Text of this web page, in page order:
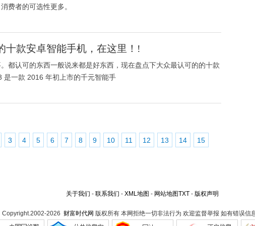
费者的可选性更多。
十款安卓智能手机，在这里！!
都认可的东西一般说来都是好东西，现在盘点下大众最认可的的十款
是一款 2016 年初上市的千元智能手
3 4 5 6 7 8 9 10 11 12 13 14 15
关于我们 - 联系我们 - XML地图 - 网站地图TXT- 版权声明
Copyright.2002-2026 财富时代网 版权所有 本网拒绝一切非法行为 欢迎监督举报 如有错误信